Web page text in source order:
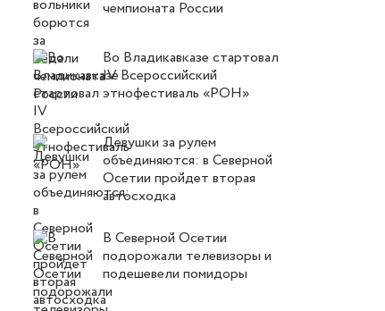
чемпионата России
Во Владикавказе стартовал
IV Всероссийский
этнофестиваль «РОН»
Девушки за рулем
объединяются: в Северной
Осетии пройдет вторая
автосходка
В Северной Осетии
подорожали телевизоры и
подешевели помидоры